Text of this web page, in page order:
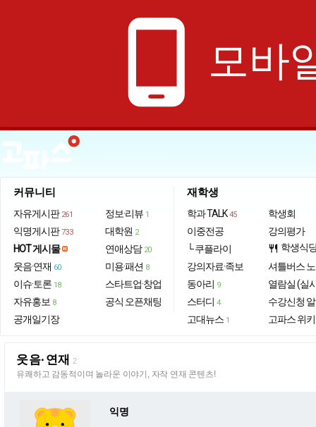
phone_android 모바
커뮤니티
자유게시판 261
익명게시판 733
HOT 게시물
웃음·연재 60
이슈·토론 18
자유홍보 8
공개일기장
정보·리뷰 1
대학원 2
연애상담 20
미용·패션 8
스타트업·창업
공식 오픈채팅
재학생
학과 TALK 45
이중전공
└ 쿠플라이
강의자료·족보
동아리 9
스터디 4
고대뉴스 1
학생회
강의평가
restaurant 학생식
셔틀버스
열람실 (실
수강신청
고파스 위키
웃음·연재 2
유쾌하고 감동적이며 놀라운 이야기, 자작 연재 콘텐츠!
익명